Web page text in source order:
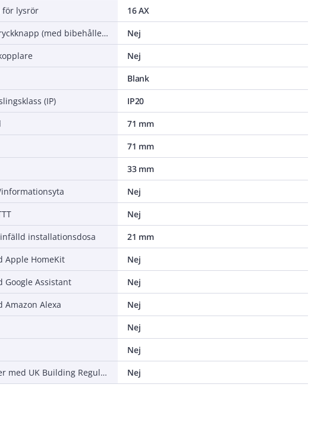
för lysrör
16 AX
Återfjädrande tryckknapp (med bibehållen funktion)
Nej
Nej
Blank
(IP)
IP20
71 mm
71 mm
33 mm
Nej
Nej
installationsdosa
21 mm
Apple HomeKit
Nej
Google Assistant
Nej
Amazon Alexa
Nej
Nej
Nej
Överensstämmer med UK Building Regulations Part M
Nej